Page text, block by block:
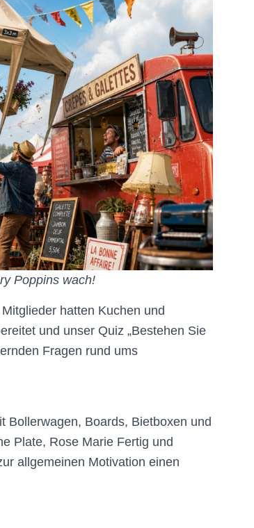
Poppins wach!
hatten Kuchen und
und unser Quiz „Bestehen Sie
Fragen rund ums
Bollerwagen, Boards, Bietboxen und
Plate, Rose Marie Fertig und
allgemeinen Motivation einen